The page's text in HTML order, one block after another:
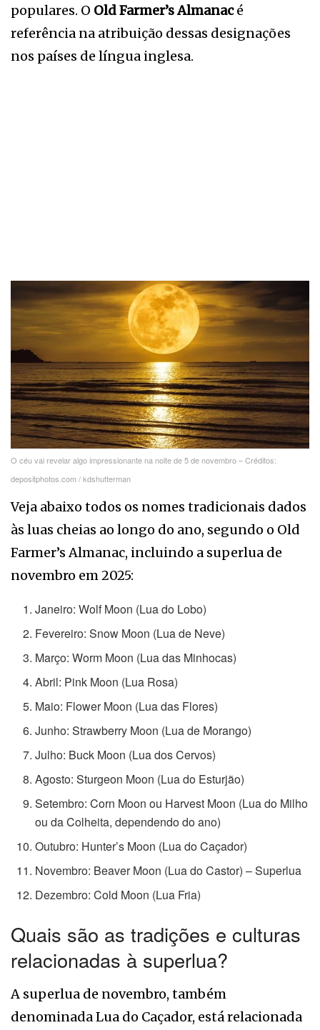
populares. O Old Farmer’s Almanacé
referência na atribuição dessas designações
nos países de língua inglesa.
O céu vai revelar algo impressionante na noite de 5 de novembro – Créditos:
depositphotos.com / kdshutterman
Veja abaixo todos os nomes tradicionais dados
às luas cheias ao longo do ano, segundo o Old
Farmer’s Almanac, incluindo a superlua de
novembro em 2025:
Janeiro: Wolf Moon (Lua do Lobo)
Fevereiro: Snow Moon (Lua de Neve)
Março: Worm Moon (Lua das Minhocas)
Abril: Pink Moon (Lua Rosa)
Maio: Flower Moon (Lua das Flores)
Junho: Strawberry Moon (Lua de Morango)
Julho: Buck Moon (Lua dos Cervos)
Agosto: Sturgeon Moon (Lua do Esturjão)
Setembro: Corn Moon ou Harvest Moon (Lua do Milho
ou da Colheita, dependendo do ano)
Outubro: Hunter’s Moon (Lua do Caçador)
Novembro: Beaver Moon (Lua do Castor) – Superlua
Dezembro: Cold Moon (Lua Fria)
Quais são as tradições e culturas
relacionadas à superlua?
A superlua de novembro, também
denominada Lua do Caçador, está relacionada